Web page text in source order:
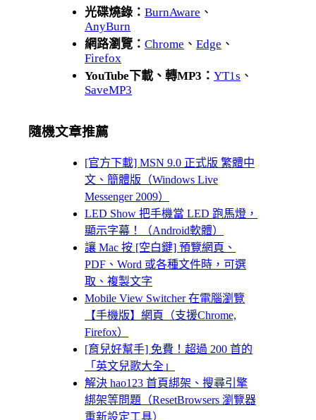
光碟燒錄： BurnAware 、
AnyBurn
網路瀏覽： Chrome 、 Edge 、
Firefox
YouTube下載、轉MP3： YT1s 、
SaveMP3
隨機文章推薦
[官方下載] MSN 9.0 正式版 繁體中
文、簡體版（Windows Live
Messenger 2009）
LED Show 把手機當 LED 跑馬燈，
顯示字幕！（Android軟體）
讓 Mac 按 [空白鍵] 預覽網頁、
PDF、Word 或各種文件時，可選
取、複製文字
Mobile View Switcher 在電腦瀏覽
【手機版】網頁（支援Chrome,
Firefox）
[育兒好幫手] 免費！超過 200 首的
「英文兒歌大全」
解決 hao123 首頁綁架、搜尋引擎
綁架等問題（ResetBrowsers 瀏覽器
重新設定工具）